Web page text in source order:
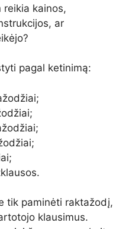
reikia kainos,
ar
pagal ketinimą:
tik paminėti raktažodį,
klausimus.